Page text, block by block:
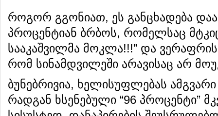
როგორ გგონიათ, ეს განცხადება
პროცენტიან ბრბოს, რომელსაც
სააკაშვილმა მოკლა!!!” და
რომ სინამდვილეში არავისაც არ
ბუნებრივია, ხელისუფლებას
რადგან ხსენებული “96 პროცენტი”